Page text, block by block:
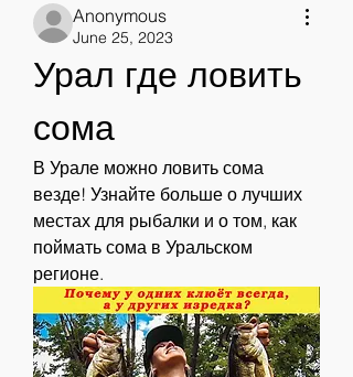
Anonymous
June 25, 2023
Урал где ловить
сома
В Урале можно ловить сома
везде! Узнайте больше о лучших
местах для рыбалки и о том, как
поймать сома в Уральском
регионе.